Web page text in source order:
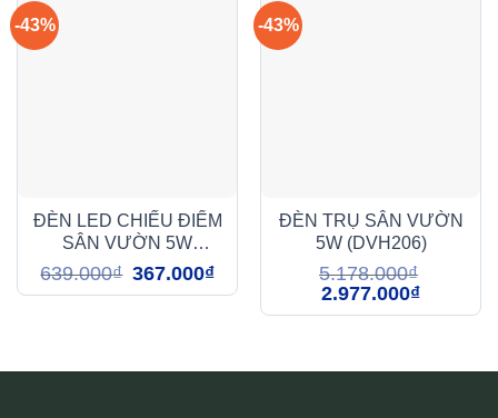
-43%
ĐÈN LED CHIẾU ĐIỂM
SÂN VƯỜN 5W
(ABY201)
639.000₫ Giá
gốc
là:
367.000₫Giá
tại
-43%
ĐÈN TRỤ SÂN VƯỜN
5W (DVH206)
5.178.000₫
Giá
gốc
là:
2.977.000₫Giá
tại